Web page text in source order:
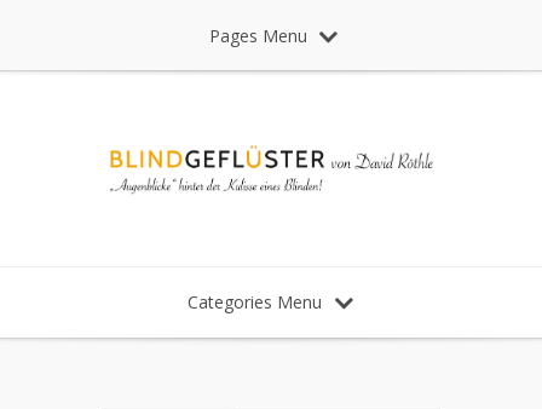
Pages Menu
Categories Menu